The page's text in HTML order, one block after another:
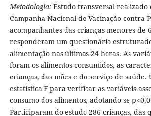
Metodologia:Estudo transversal realizado
Campanha Nacional de Vacinação contra
acompanhantes das crianças menores de
responderam um questionário
alimentação nas últimas 24 horas. As
foram os alimentos consumidos, as
crianças, das mães e do serviço de saúde.
estatística F para verificar as variáveis
consumo dos alimentos, adotando-se
Participaram do estudo 286 crianças, das